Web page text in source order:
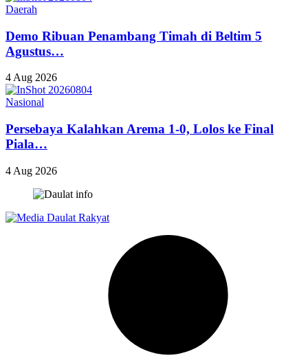
Daerah
Demo Ribuan Penambang Timah di Beltim 5
Agustus…
4 Aug 2026
Nasional
Persebaya Kalahkan Arema 1-0, Lolos ke Final
Piala…
4 Aug 2026